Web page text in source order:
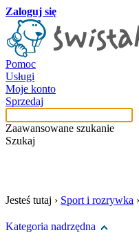
Zaloguj się
Pomoc
Usługi
Moje konto
Sprzedaj
Zaawansowane szukanie
Szukaj
Jesteś tutaj › Sport i rozrywka ›
Kategoria nadrzędna